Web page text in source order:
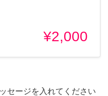
¥2,000
セージを入れてください